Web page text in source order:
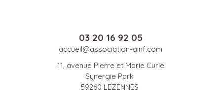
03 20 16 92 05
accueil@association-ainf.com
11, avenue Pierre et Marie Curie
Synergie Park
59260 LEZENNES